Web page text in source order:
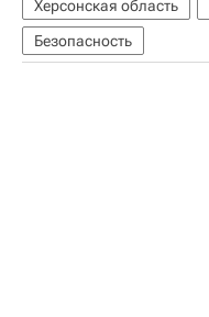
Херсонская область
Безопасность